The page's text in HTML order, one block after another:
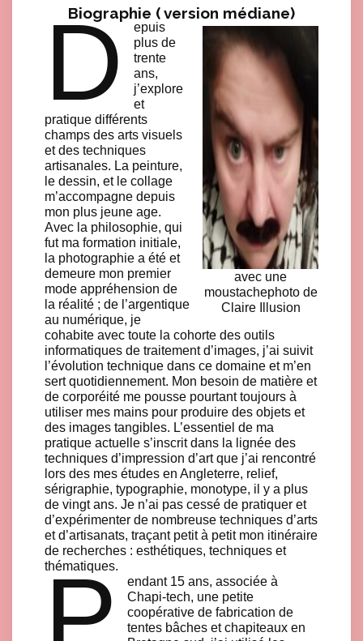
Biographie ( version médiane)
avec une
moustachephoto de
Claire Illusion
D
epuis
plus de
trente
ans,
j’explore
et
pratique différents
champs des arts visuels
et des techniques
artisanales. La peinture,
le dessin, et le collage
m’accompagne depuis
mon plus jeune age.
Avec la philosophie, qui
fut ma formation initiale,
la photographie a été et
demeure mon premier
mode appréhension de
la réalité ; de l’argentique
au numérique, je
cohabite avec toute la cohorte des outils
informatiques de traitement d’images, j’ai suivit
l’évolution technique dans ce domaine et m’en
sert quotidiennement. Mon besoin de matière et
de corporéité me pousse pourtant toujours à
utiliser mes mains pour produire des objets et
des images tangibles. L’essentiel de ma
pratique actuelle s’inscrit dans la lignée des
techniques d’impression d’art que j’ai rencontré
lors des mes études en Angleterre, relief,
sérigraphie, typographie, monotype, il y a plus
de vingt ans. Je n’ai pas cessé de pratiquer et
d’expérimenter de nombreuse techniques d’arts
et d’artisanats, traçant petit à petit mon itinéraire
de recherches : esthétiques, techniques et
thématiques.
P
endant 15 ans, associée à
Chapi-tech, une petite
coopérative de fabrication de
tentes bâches et chapiteaux en